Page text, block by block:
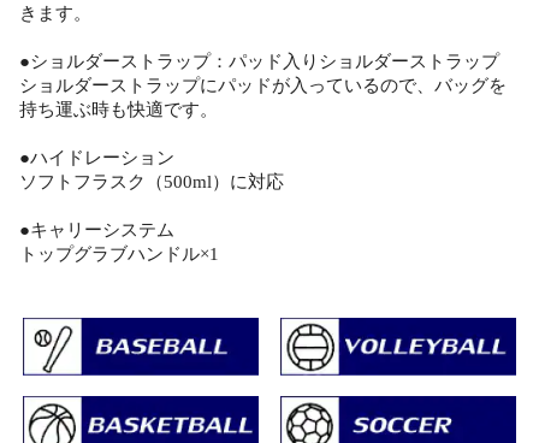
きます。
●ショルダーストラップ：パッド入りショルダーストラップ
ショルダーストラップにパッドが入っているので、バッグを
持ち運ぶ時も快適です。
●ハイドレーション
ソフトフラスク（500ml）に対応
●キャリーシステム
トップグラブハンドル×1